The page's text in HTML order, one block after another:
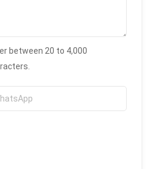
between 20 to 4,000